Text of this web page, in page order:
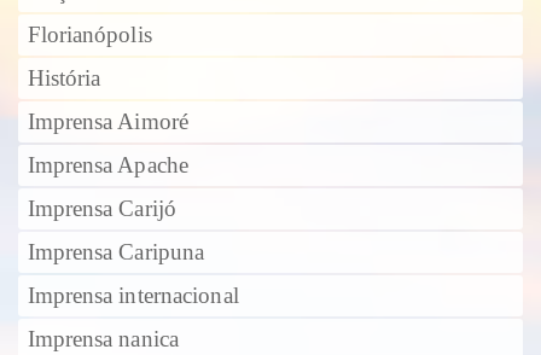
Florianópolis
História
Imprensa Aimoré
Imprensa Apache
Imprensa Carijó
Imprensa Caripuna
Imprensa internacional
Imprensa nanica